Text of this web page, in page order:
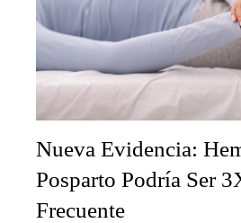
Nueva Evidencia:
Posparto Podría Ser
Frecuente